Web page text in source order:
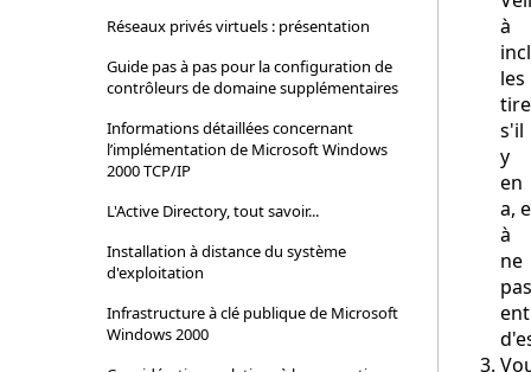
Réseaux privés virtuels : présentation
Guide pas à pas pour la configuration de
contrôleurs de domaine supplémentaires
Informations détaillées concernant
l’implémentation de Microsoft Windows
2000 TCP/IP
L'Active Directory, tout savoir...
Installation à distance du système
d'exploitation
Infrastructure à clé publique de Microsoft
Windows 2000
à
les
s'il
y
en
a,
à
ne
pas